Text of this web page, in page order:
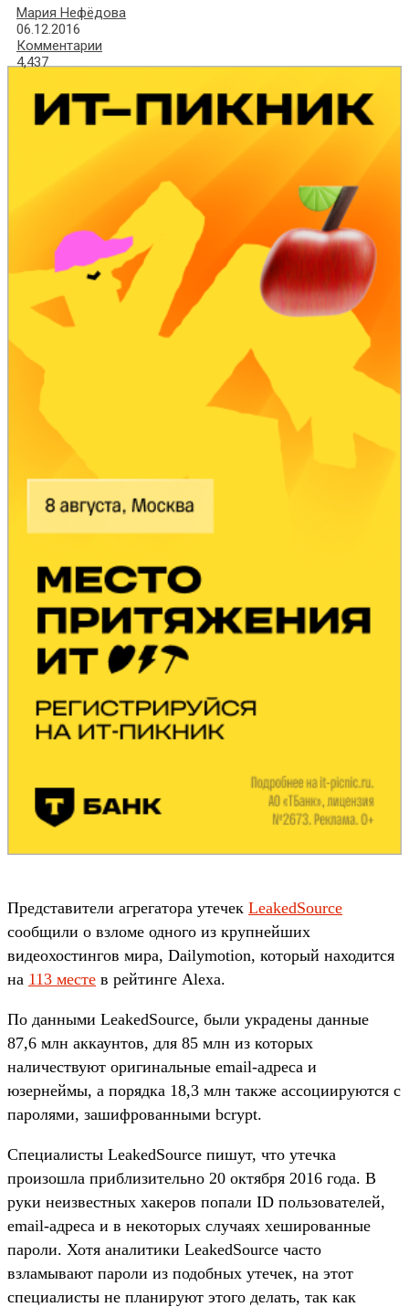
Мария Нефёдова
06.12.2016
Комментарии
4,437
Представители агрегатора утечек LeakedSource
сообщили о взломе одного из крупнейших
видеохостингов мира, Dailymotion, который находится
на 113 месте в рейтинге Alexa.
По данными LeakedSource, были украдены данные
87,6 млн аккаунтов, для 85 млн из которых
наличествуют оригинальные email-адреса и
юзернеймы, а порядка 18,3 млн также ассоциируются с
паролями, зашифрованными bcrypt.
Специалисты LeakedSource пишут, что утечка
произошла приблизительно 20 октября 2016 года. В
руки неизвестных хакеров попали ID пользователей,
email-адреса и в некоторых случаях хешированные
пароли. Хотя аналитики LeakedSource часто
взламывают пароли из подобных утечек, на этот
специалисты не планируют этого делать, так как